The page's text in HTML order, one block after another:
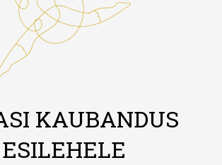
KAUBANDUS
ESILEHELE